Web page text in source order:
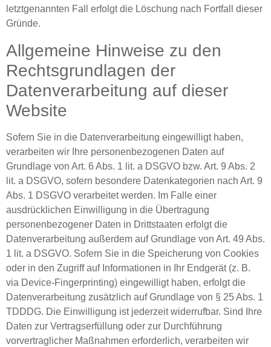
letztgenannten Fall erfolgt die Löschung nach Fortfall dieser
Gründe.
Allgemeine Hinweise zu den
Rechtsgrundlagen der
Datenverarbeitung auf dieser
Website
Sofern Sie in die Datenverarbeitung eingewilligt haben,
verarbeiten wir Ihre personenbezogenen Daten auf
Grundlage von Art. 6 Abs. 1 lit. a DSGVO bzw. Art. 9 Abs. 2
lit. a DSGVO, sofern besondere Datenkategorien nach Art. 9
Abs. 1 DSGVO verarbeitet werden. Im Falle einer
ausdrücklichen Einwilligung in die Übertragung
personenbezogener Daten in Drittstaaten erfolgt die
Datenverarbeitung außerdem auf Grundlage von Art. 49 Abs.
1 lit. a DSGVO. Sofern Sie in die Speicherung von Cookies
oder in den Zugriff auf Informationen in Ihr Endgerät (z. B.
via Device-Fingerprinting) eingewilligt haben, erfolgt die
Datenverarbeitung zusätzlich auf Grundlage von § 25 Abs. 1
TDDDG. Die Einwilligung ist jederzeit widerrufbar. Sind Ihre
Daten zur Vertragserfüllung oder zur Durchführung
vorvertraglicher Maßnahmen erforderlich, verarbeiten wir